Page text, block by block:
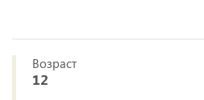
Возраст
12